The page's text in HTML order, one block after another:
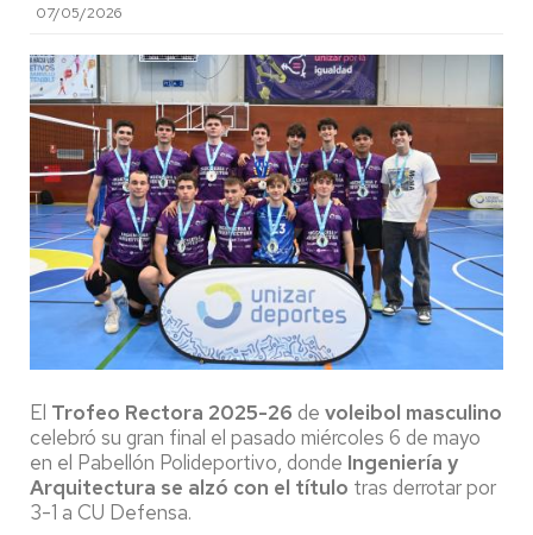
07/05/2026
El Trofeo Rectora 2025-26 de voleibol masculino
celebró su gran final el pasado miércoles 6 de mayo
en el Pabellón Polideportivo, donde Ingeniería y
Arquitectura se alzó con el título tras derrotar por
3-1 a CU Defensa.